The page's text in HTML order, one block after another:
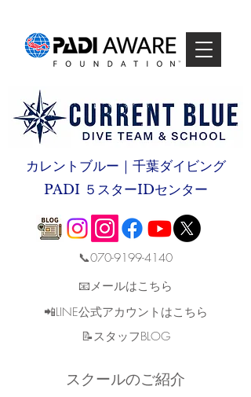
カレントブルー｜千葉ダイビング
PADI ５スターIDセンター
📞070-9199-4140
📧メールはこちら
📲LINE公式アカウントはこちら
​📝スタッフBLOG
スクールのご紹介